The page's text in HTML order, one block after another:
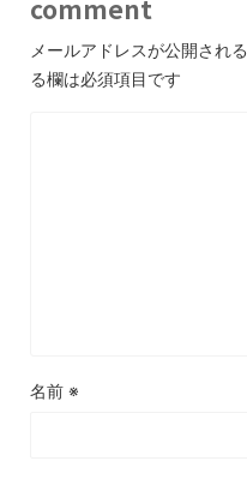
comment
メールアドレスが公開され
る欄は必須項目です
名前 ※